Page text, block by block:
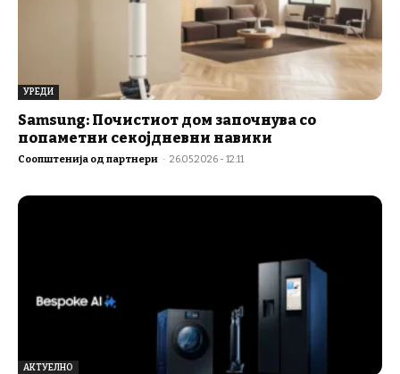
УРЕДИ
Samsung: Почистиот дом започнува со
попаметни секојдневни навики
Соопштенија од партнери - 26.05.2026 - 12:11
АКТУЕЛНО